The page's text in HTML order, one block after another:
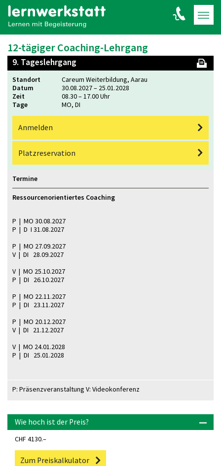
12-tägiger Coaching-Lehrgang
9. Tageslehrgang
Standort
Careum Weiterbildung, Aarau
Datum
30.08.2027 – 25.01.2028
Zeit
08.30 – 17.00 Uhr
Tage
MO, DI
Anmelden
Platz­reservation
Termine
Ressourcenorientiertes Coaching
P | MO 30.08.2027
P | D I 31.08.2027
P | MO 27.09.2027
V | DI 28.09.2027
V | MO 25.10.2027
P | DI 26.10.2027
P | MO 22.11.2027
P | DI 23.11.2027
P | MO 20.12.2027
V | DI 21.12.2027
V | MO 24.01.2028
P | DI 25.01.2028
P: Präsenzveranstaltung V: Videokonferenz
Wie hoch ist der Preis?
CHF 4130.–
Zum Preiskalkulator